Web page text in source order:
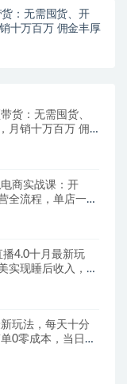
货：无需囤货、开
十万百万 佣金丰厚
货：无需囤货、
月销十万百万 佣
商实战课：开
全流程，单店一天
播4.0十月最新玩
实现睡后收入，日
玩法，每天十分
0零成本，当日提